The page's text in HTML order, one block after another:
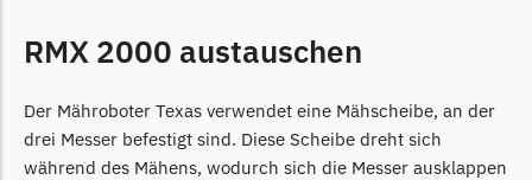
Mowox Messer
MTD
MTD Messer
RMX 2000 austauschen
Der Mähroboter Texas verwendet eine Mähscheibe, an der
drei Messer befestigt sind. Diese Scheibe dreht sich
während des Mähens, wodurch sich die Messer ausklappen